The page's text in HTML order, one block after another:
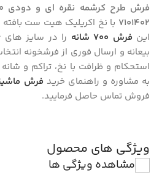
7101402 با نخ اکریلیک هیت ست
این فرش 700 شانه
بیعانه و ارسال فوری از فرشخونه
استحکام و ظرافت با نخ، تراکم و
به مشاوره و راهنمای خرید فرش
فروش تماس حاصل فرمایید.
ویژگی های محصول
مشاهده ویژگی ها